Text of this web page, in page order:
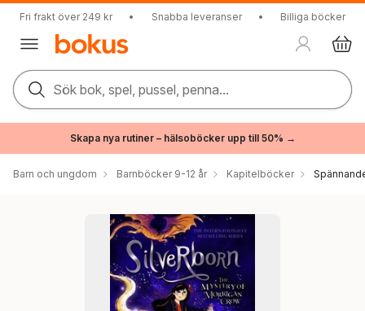
Fri frakt över 249 kr • Snabba leveranser • Billiga böcker
Sök bok, spel, pussel, penna...
Skapa nya rutiner – hälsoböcker upp till 50% →
Barn och ungdom Barnböcker 9-12 år Kapitelböcker